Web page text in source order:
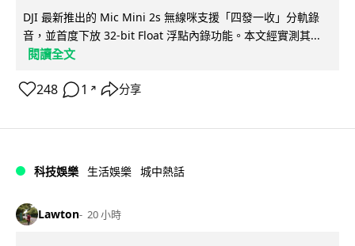
DJI 最新推出的 Mic Mini 2s 無線咪支援「四發一收」分軌錄
音，並首度下放 32-bit Float 浮點內錄功能。本文經實測其...
閱讀全文
248 1 ↗ 分享
科技娛樂 生活娛樂 城中熱話
Lawton 20 小時